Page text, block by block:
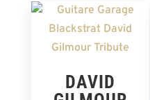
DAVID